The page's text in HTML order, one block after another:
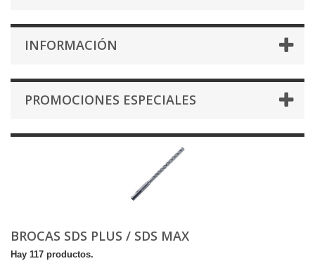
INFORMACIÓN
PROMOCIONES ESPECIALES
BROCAS SDS PLUS / SDS MAX
Hay 117 productos.